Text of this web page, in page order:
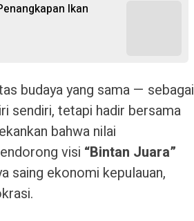
Ikan
budaya yang sama — sebagai
sendiri, tetapi hadir bersama
bahwa nilai
visi “Bintan Juara”
saing ekonomi kepulauan,